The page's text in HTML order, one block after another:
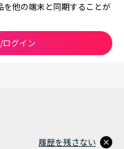
他の端末と同期することが
グイン
履歴を残さない